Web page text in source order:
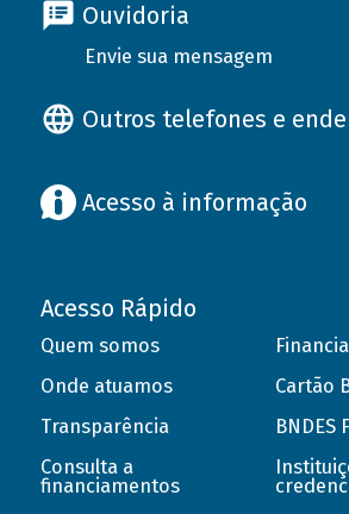
Ouvidoria
Envie sua mensagem
Outros telefones e
Acesso à informação
Acesso Rápido
Quem somos
Onde atuamos
Transparência
Consulta a
financiamentos
Cartão
BNDES